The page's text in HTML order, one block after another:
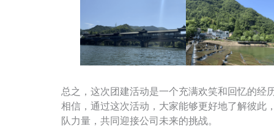
总之，这次团建活动是一个充满欢笑和回忆的经
相信，通过这次活动，大家能够更好地了解彼此
队力量，共同迎接公司未来的挑战。